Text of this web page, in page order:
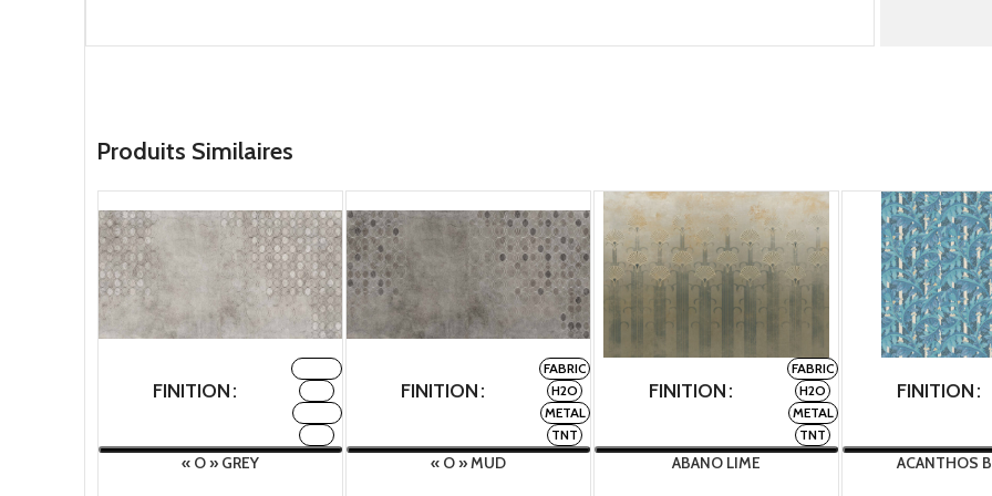
Produits Similaires
FINITION
« O » GREY
FINITION
FABRIC
H2O
METAL
TNT
« O » MUD
FINITION
FABRIC
H2O
METAL
TNT
ABANO LIME
FINITION
ACANTHOS